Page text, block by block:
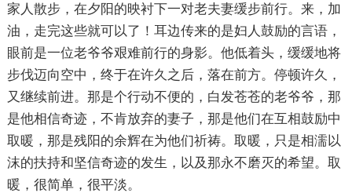
家人散步，在夕阳的映衬下一对老夫妻缓步前行。来，加
油，走完这些就可以了！耳边传来的是妇人鼓励的言语，
眼前是一位老爷爷艰难前行的身影。他低着头，缓缓地将
步伐迈向空中，终于在许久之后，落在前方。停顿许久，
又继续前进。那是个行动不便的，白发苍苍的老爷爷，那
是他相信奇迹，不肯放弃的妻子，那是他们在互相鼓励中
取暖，那是残阳的余辉在为他们祈祷。取暖，只是相濡以
沫的扶持和坚信奇迹的发生，以及那永不磨灭的希望。取
暖，很简单，很平淡。